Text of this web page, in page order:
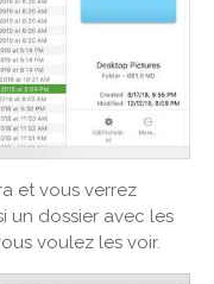
et vous verrez
un dossier avec les
voulez les voir.